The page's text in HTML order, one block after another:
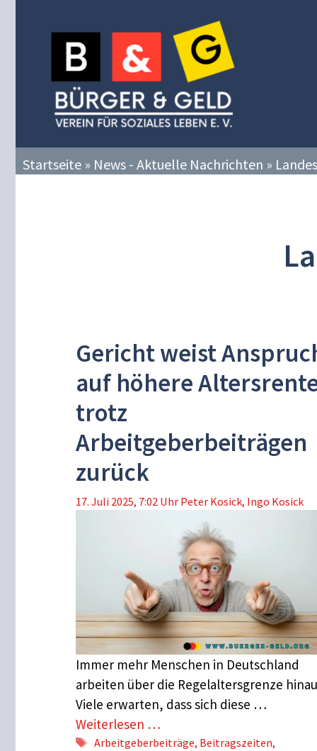
Startseite » News - Aktuelle Nachrichten »
Gericht weist
auf höhere
trotz
Arbeitgeberbeiträgen
zurück
17. Juli 2025, 7:02 Uhr Peter Kosick, Ingo Kosick
Immer mehr Menschen in Deutschland
arbeiten über die Regelaltersgrenze
Viele erwarten, dass sich diese …
Weiterlesen …
Schlagwörter
Arbeitgeberbeiträge, Beitragszeiten,